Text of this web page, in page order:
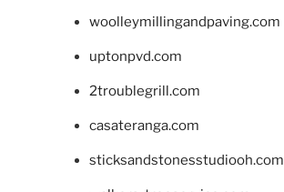
woolleymillingandpaving.com
uptonpvd.com
2troublegrill.com
casateranga.com
sticksandstonesstudiooh.com